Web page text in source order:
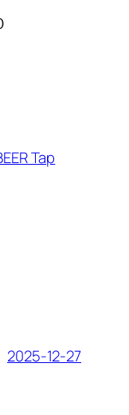
Tap
2025-12-27